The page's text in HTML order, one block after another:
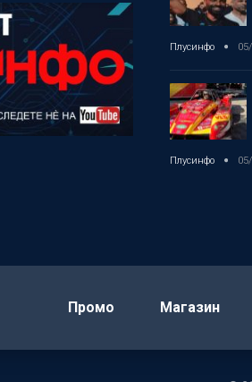
Плусинфо
Плусинфо
Промо Магазин